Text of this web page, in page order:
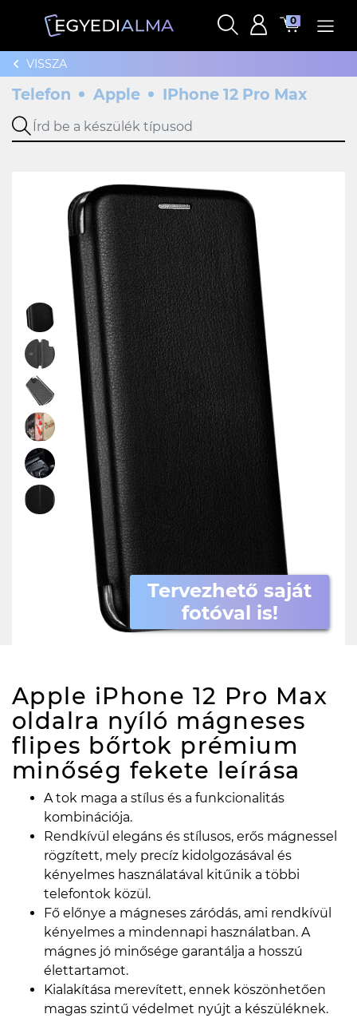
0
VISSZA
Telefon Apple IPhone 12 Pro Max
Tervezhető saját
fotóval is!
Apple iPhone 12 Pro Max
oldalra nyíló mágneses
flipes bőrtok prémium
minőség fekete leírása
A tok maga a stílus és a funkcionalitás
kombinációja.
Rendkívül elegáns és stílusos, erős mágnessel
rögzített, mely precíz kidolgozásával és
kényelmes használatával kitűnik a többi
telefontok közül.
Fő előnye a mágneses záródás, ami rendkívül
kényelmes a mindennapi használatban. A
mágnes jó minősége garantálja a hosszú
élettartamot.
Kialakítása merevített, ennek köszönhetően
magas szintű védelmet nyújt a készüléknek.